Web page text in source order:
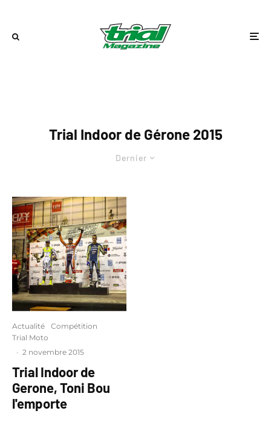
Trial Indoor de Gérone 2015
Dernier
Actualité
Compétition
Trial Moto
· 2 novembre 2015
Trial Indoor de
Gerone, Toni Bou
l'emporte